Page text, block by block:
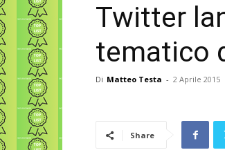
Twitter
tematico
Di Matteo Testa - 2 Aprile 2015
Share